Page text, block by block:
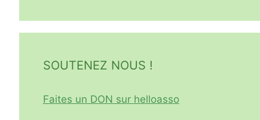
SOUTENEZ NOUS !
Faites un DON sur helloasso